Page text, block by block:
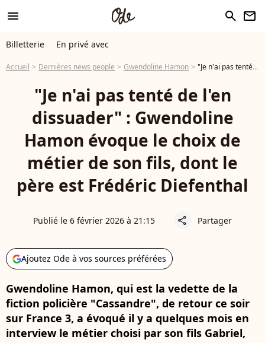
menu search newsletter
Billetterie En privé avec
Accueil Dernières news people Gwendoline Hamon "Je n'ai pas tenté de l'en dissuader" : Gwendoline Hamon évoque le choix de métier de son fils, dont le père est Frédéric Diefenthal
"Je n'ai pas tenté de l'en
dissuader" : Gwendoline
Hamon évoque le choix de
métier de son fils, dont le
père est Frédéric Diefenthal
Publié le 6 février 2026 à 21:15 share Partager
Ajoutez Ode à vos sources préférées
Gwendoline Hamon, qui est la vedette de la
fiction policière "Cassandre", de retour ce soir
sur France 3, a évoqué il y a quelques mois en
interview le métier choisi par son fils Gabriel,